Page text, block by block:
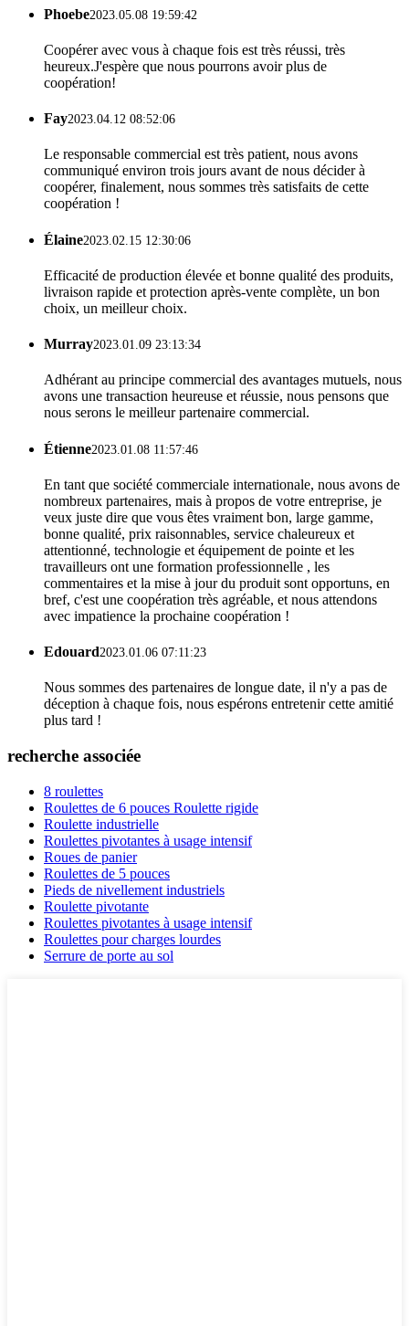
Phoebe2023.05.08 19:59:42
Coopérer avec vous à chaque fois est très réussi, très
heureux.J'espère que nous pourrons avoir plus de
coopération!
Fay2023.04.12 08:52:06
Le responsable commercial est très patient, nous avons
communiqué environ trois jours avant de nous décider à
coopérer, finalement, nous sommes très satisfaits de cette
coopération !
Élaine2023.02.15 12:30:06
Efficacité de production élevée et bonne qualité des produits,
livraison rapide et protection après-vente complète, un bon
choix, un meilleur choix.
Murray2023.01.09 23:13:34
Adhérant au principe commercial des avantages mutuels, nous
avons une transaction heureuse et réussie, nous pensons que
nous serons le meilleur partenaire commercial.
Étienne2023.01.08 11:57:46
En tant que société commerciale internationale, nous avons de
nombreux partenaires, mais à propos de votre entreprise, je
veux juste dire que vous êtes vraiment bon, large gamme,
bonne qualité, prix raisonnables, service chaleureux et
attentionné, technologie et équipement de pointe et les
travailleurs ont une formation professionnelle , les
commentaires et la mise à jour du produit sont opportuns, en
bref, c'est une coopération très agréable, et nous attendons
avec impatience la prochaine coopération !
Edouard2023.01.06 07:11:23
Nous sommes des partenaires de longue date, il n'y a pas de
déception à chaque fois, nous espérons entretenir cette amitié
plus tard !
recherche associée
8 roulettes
Roulettes de 6 pouces Roulette rigide
Roulette industrielle
Roulettes pivotantes à usage intensif
Roues de panier
Roulettes de 5 pouces
Pieds de nivellement industriels
Roulette pivotante
Roulettes pivotantes à usage intensif
Roulettes pour charges lourdes
Serrure de porte au sol